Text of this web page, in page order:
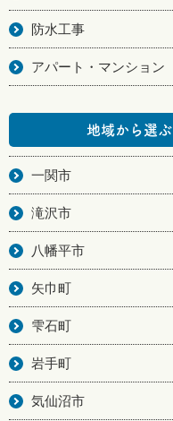
防水工事
アパート・マンション
地域から選ぶ
一関市
滝沢市
八幡平市
矢巾町
雫石町
岩手町
気仙沼市